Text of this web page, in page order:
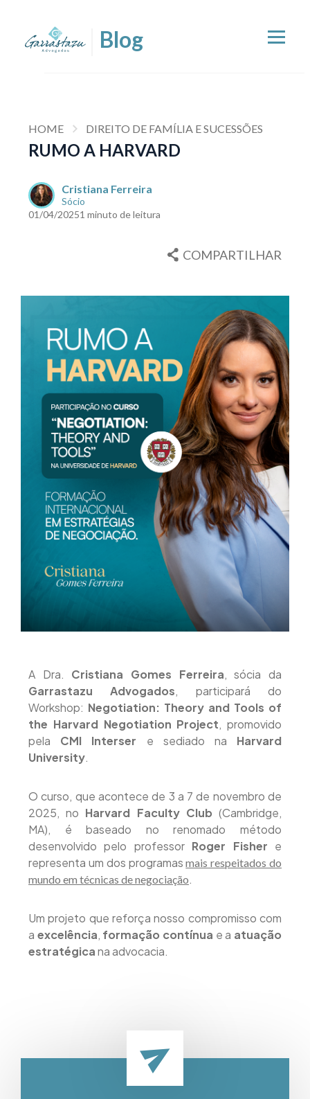
HOME DIREITO DE FAMÍLIA E SUCESSÕES
RUMO A HARVARD
Cristiana Ferreira
Sócio
01/04/20251 minuto de leitura
COMPARTILHAR
A Dra. Cristiana Gomes Ferreira, sócia da
Garrastazu Advogados, participará do
Workshop: Negotiation: Theory and Tools of
the Harvard Negotiation Project, promovido
pela CMI Interser e sediado na Harvard
University.
O curso, que acontece de 3 a 7 de novembro de
2025, no Harvard Faculty Club (Cambridge,
MA), é baseado no renomado método
desenvolvido pelo professor Roger Fisher e
representa um dos programasmais respeitados do
mundo em técnicas de negociação.
Um projeto que reforça nosso compromisso com
a excelência, formação contínua e a atuação
estratégicana advocacia.